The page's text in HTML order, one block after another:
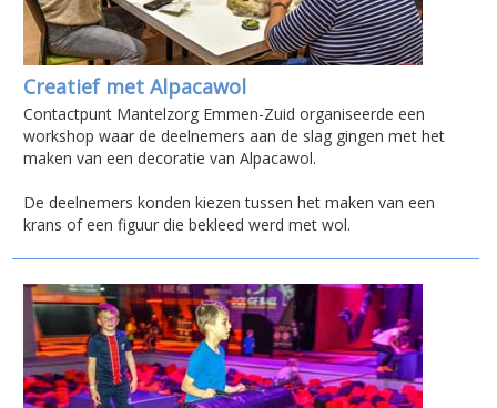
Creatief met Alpacawol
Contactpunt Mantelzorg Emmen-Zuid organiseerde een
workshop waar de deelnemers aan de slag gingen met het
maken van een decoratie van Alpacawol.
De deelnemers konden kiezen tussen het maken van een
krans of een figuur die bekleed werd met wol.